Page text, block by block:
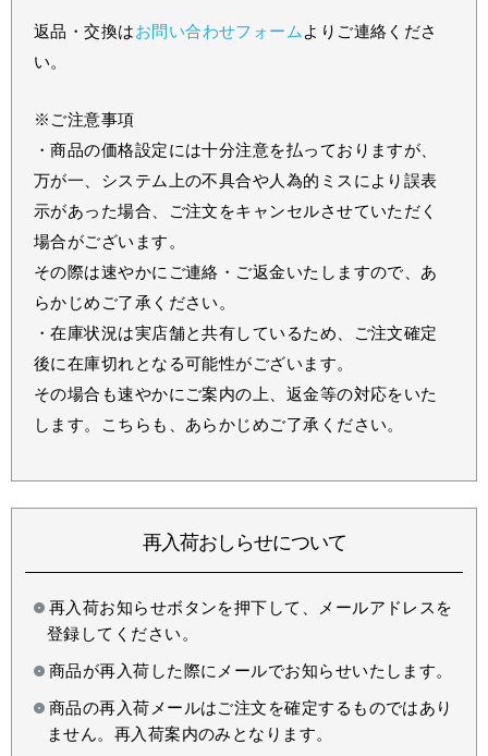
返品・交換はお問い合わせフォーム よりご連絡くださ
い。
※ご注意事項
・商品の価格設定には十分注意を払っておりますが、
万が一、システム上の不具合や人為的ミスにより誤表
示があった場合、ご注文をキャンセルさせていただく
場合がございます。
その際は速やかにご連絡・ご返金いたしますので、あ
らかじめご了承ください。
・在庫状況は実店舗と共有しているため、ご注文確定
後に在庫切れとなる可能性がございます。
その場合も速やかにご案内の上、返金等の対応をいた
します。こちらも、あらかじめご了承ください。
再入荷おしらせについて
再入荷お知らせボタンを押下して、メールアドレスを
登録してください。
商品が再入荷した際にメールでお知らせいたします。
商品の再入荷メールはご注文を確定するものではあり
ません。再入荷案内のみとなります。